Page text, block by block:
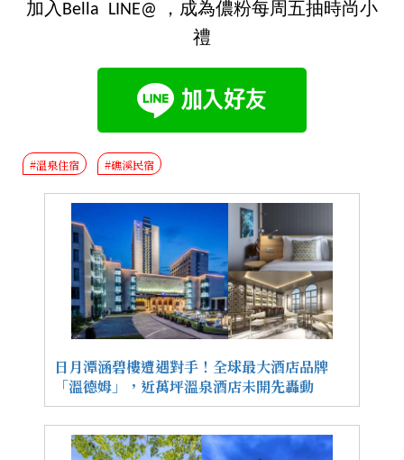
加入Bella LINE@ ，成為儂粉每周五抽時尚小
禮
#溫泉住宿 #礁溪民宿
日月潭涵碧樓遭遇對手！全球最大酒店品牌
「溫德姆」，近萬坪溫泉酒店未開先轟動